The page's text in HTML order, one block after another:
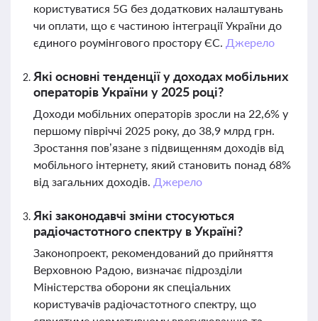
користуватися 5G без додаткових налаштувань
чи оплати, що є частиною інтеграції України до
єдиного роумінгового простору ЄС. Джерело
Які основні тенденції у доходах мобільних
операторів України у 2025 році?
Доходи мобільних операторів зросли на 22,6% у
першому півріччі 2025 року, до 38,9 млрд грн.
Зростання пов’язане з підвищенням доходів від
мобільного інтернету, який становить понад 68%
від загальних доходів. Джерело
Які законодавчі зміни стосуються
радіочастотного спектру в Україні?
Законопроект, рекомендований до прийняття
Верховною Радою, визначає підрозділи
Міністерства оборони як спеціальних
користувачів радіочастотного спектру, що